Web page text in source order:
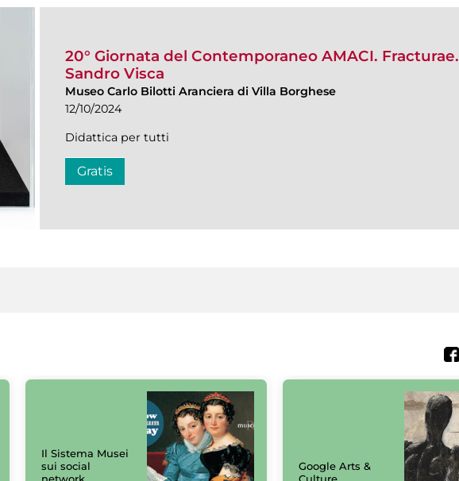
20° Giornata del Contemporaneo AMACI. Fracturae.
Sandro Visca
Museo Carlo Bilotti Aranciera di Villa Borghese
12/10/2024
Didattica per tutti
Gratis
Il Sistema Musei
sui social
network
Google Arts &
Culture